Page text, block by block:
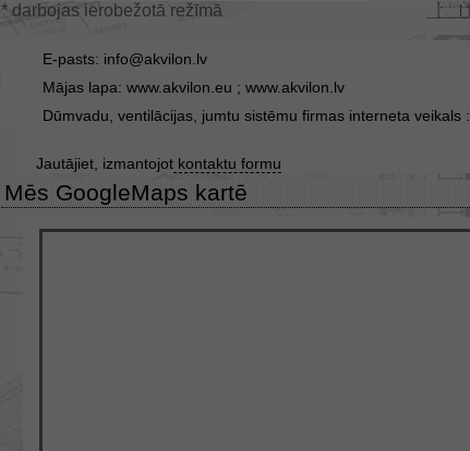
* darbojas ierobežotā režīmā
E-pasts: info@akvilon.lv
Mājas lapa:www.akvilon.eu ;www.akvilon.lv
Dūmvadu, ventilācijas, jumtu sistēmu firmas interneta veikals :
Jautājiet, izmantojot kontaktu formu
Mēs GoogleMaps kartē